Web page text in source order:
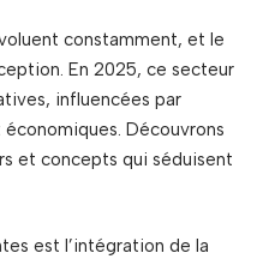
constamment, et le
En 2025, ce secteur
influencées par
Découvrons
et concepts qui séduisent
est l’intégration de la